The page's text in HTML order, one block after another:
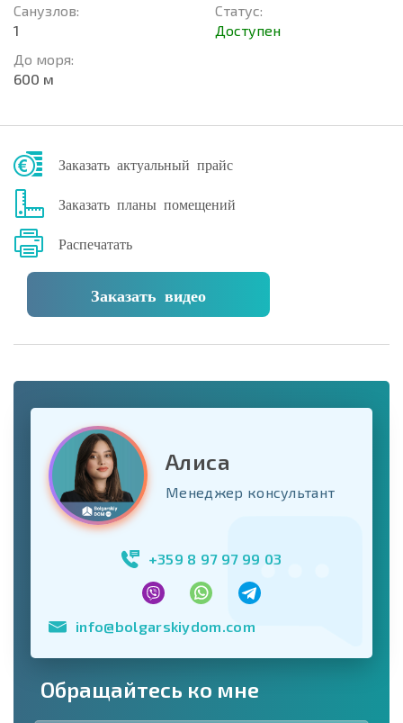
Санузлов:
1
До моря:
600 м
Статус:
Доступен
Заказать актуальный прайс
Заказать планы помещений
Распечатать
Заказать видео
Алиса
Менеджер консультант
+359 8 97 97 99 03
info@bolgarskiydom.com
Обращайтесь ко мне